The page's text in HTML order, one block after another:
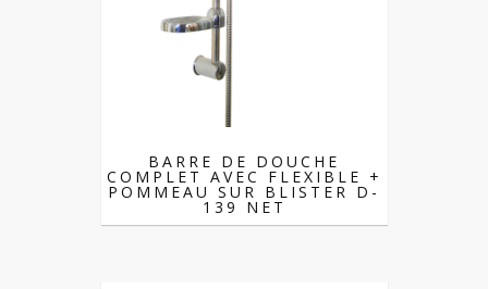
BARRE DE DOUCHE
COMPLET AVEC FLEXIBLE +
POMMEAU SUR BLISTER D-
139 NET